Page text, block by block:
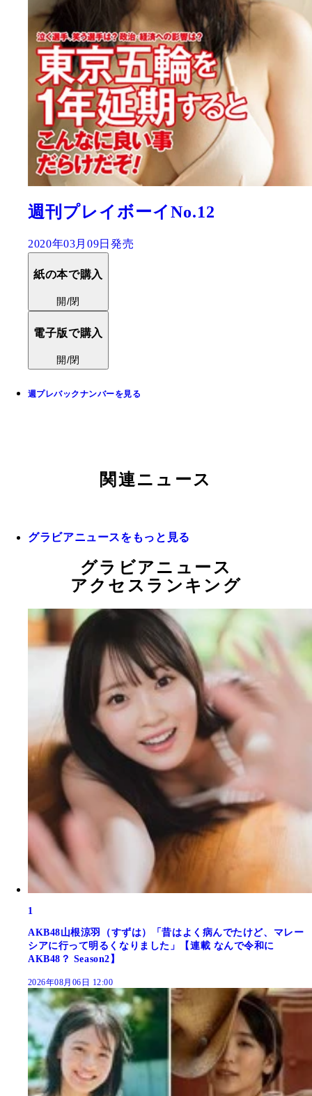
週刊プレイボーイNo.12
2020年03月09日発売
紙の本で購入
開/閉
電子版で購入
開/閉
週プレバックナンバーを見る
関連ニュース
グラビアニュースをもっと見る
グラビアニュース
アクセスランキング
1
AKB48山根涼羽（すずは）「昔はよく病んでたけど、マレー
シアに行って明るくなりました」【連載 なんで令和に
AKB48？ Season2】
2026年08月06日 12:00